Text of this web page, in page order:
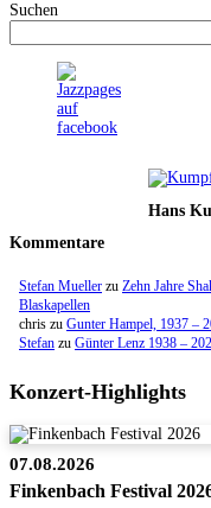
Suchen
Hans
Kommentare
Stefan Mueller zu Zehn Jahre
Blaskapellen
chris zu Gunter Hampel, 1937 –
Stefan zu Günter Lenz 1938 –
Konzert-Highlights
07.08.2026
Finkenbach Festival